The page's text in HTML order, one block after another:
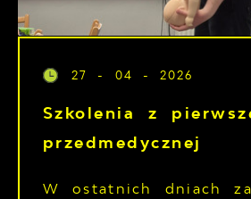
27 - 04 - 2026
Szkolenia z
przedmedycznej
W ostatnich dniach